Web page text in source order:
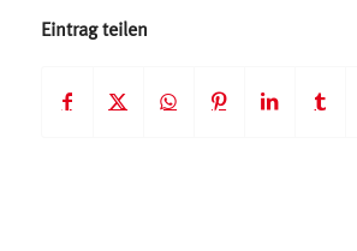
Eintrag teilen